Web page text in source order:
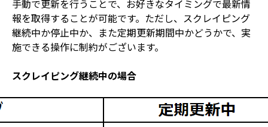
手動で更新を行うことで、お好きなタイミングで最新情
報を取得することが可能です。ただし、スクレイピング
継続中か停止中か、また定期更新期間中かどうかで、実
施できる操作に制約がございます。
スクレイピング継続中の場合